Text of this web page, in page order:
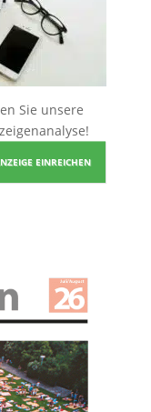
Sie unsere
EINREICHEN